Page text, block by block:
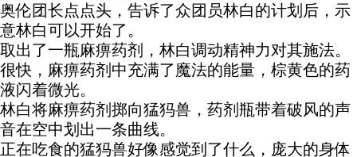
奥伦团长点点头，告诉了众团员林白的计划后，示
意林白可以开始了。
取出了一瓶麻痹药剂，林白调动精神力对其施法。
很快，麻痹药剂中充满了魔法的能量，棕黄色的药
液闪着微光。
林白将麻痹药剂掷向猛犸兽，药剂瓶带着破风的声
音在空中划出一条曲线。
正在吃食的猛犸兽好像感觉到了什么，庞大的身体